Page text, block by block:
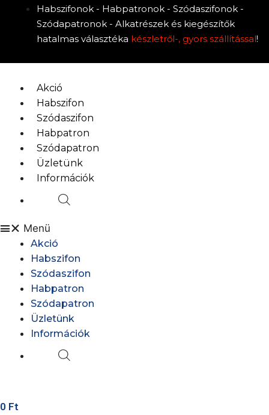
Kilépés
tartalomba
Habszifonok - Habpatronok - Szódaszifonok -
Szódapatronok - Alkatrészek és kiegészítők
hatalmas választéka készletről-, gyors szállítással!
Akció
Habszifon
Szódaszifon
Habpatron
Szódapatron
Üzletünk
Információk
Menü
Akció
Habszifon
Szódaszifon
Habpatron
Szódapatron
Üzletünk
Információk
0 Ft